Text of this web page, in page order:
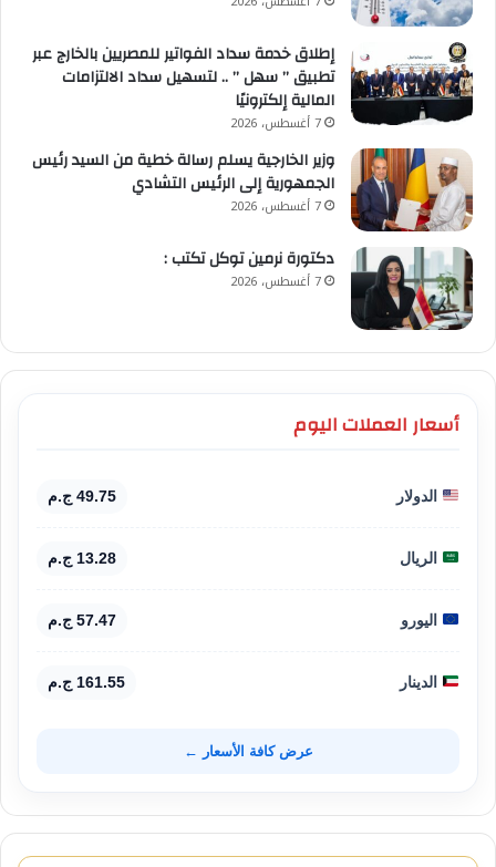
إطلاق خدمة سداد الفواتير للمصريين بالخارج عبر
تطبيق ” سهل ” .. لتسهيل سداد الالتزامات
المالية إلكترونيًا
7 أغسطس، 2026
وزير الخارجية يسلم رسالة خطية من السيد رئيس
الجمهورية إلى الرئيس التشادي
7 أغسطس، 2026
​دكتورة نرمين توكل تكتب :
7 أغسطس، 2026
أسعار العملات اليوم
الدولار 49.75 ج.م
الريال 13.28 ج.م
اليورو 57.47 ج.م
الدينار 161.55 ج.م
عرض كافة الأسعار ←